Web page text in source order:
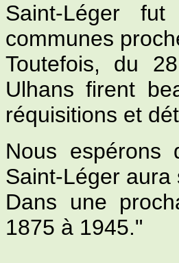
Saint-Léger
communes
Toutefois, du
Ulhans firent
réquisitions et
Nous espérons
Saint-Léger
Dans une
1875 à 1945."